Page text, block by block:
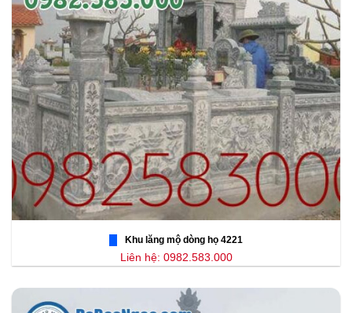
Khu lăng mộ dòng họ 4221
Liên hệ: 0982.583.000